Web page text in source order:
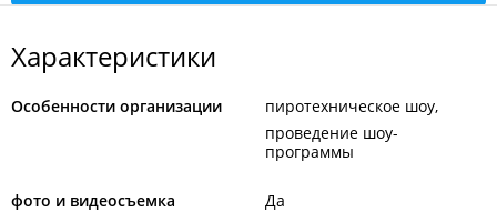
Характеристики
Особенности организации
пиротехническое шоу
проведение шоу-
программы
фото и видеосъемка Да